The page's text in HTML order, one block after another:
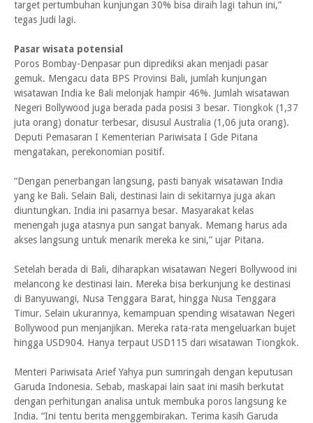
target pertumbuhan kunjungan 30% bisa diraih lagi tahun ini,”
tegas Judi lagi.
Pasar wisata potensial
Poros Bombay-Denpasar pun diprediksi akan menjadi pasar
gemuk. Mengacu data BPS Provinsi Bali, jumlah kunjungan
wisatawan India ke Bali melonjak hampir 46%. Jumlah wisatawan
Negeri Bollywood juga berada pada posisi 3 besar. Tiongkok (1,37
juta orang) donatur terbesar, disusul Australia (1,06 juta orang).
Deputi Pemasaran I Kementerian Pariwisata I Gde Pitana
mengatakan, perekonomian positif.
“Dengan penerbangan langsung, pasti banyak wisatawan India
yang ke Bali. Selain Bali, destinasi lain di sekitarnya juga akan
diuntungkan. India ini pasarnya besar. Masyarakat kelas
menengah juga atasnya pun sangat banyak. Memang harus ada
akses langsung untuk menarik mereka ke sini,” ujar Pitana.
Setelah berada di Bali, diharapkan wisatawan Negeri Bollywood ini
melancong ke destinasi lain. Mereka bisa berkunjung ke destinasi
di Banyuwangi, Nusa Tenggara Barat, hingga Nusa Tenggara
Timur. Selain ukurannya, kemampuan spending wisatawan Negeri
Bollywood pun menjanjikan. Mereka rata-rata mengeluarkan bujet
hingga USD904. Hanya terpaut USD115 dari wisatawan Tiongkok.
Menteri Pariwisata Arief Yahya pun sumringah dengan keputusan
Garuda Indonesia. Sebab, maskapai lain saat ini masih berkutat
dengan perhitungan analisa untuk membuka poros langsung ke
India. “Ini tentu berita menggembirakan. Terima kasih Garuda